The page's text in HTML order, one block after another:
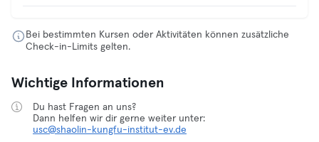
Bei bestimmten Kursen oder Aktivitäten können zusätzliche
Check-in-Limits gelten.
Wichtige Informationen
Du hast Fragen an uns?
usc@shaolin-kungfu-institut-ev.de